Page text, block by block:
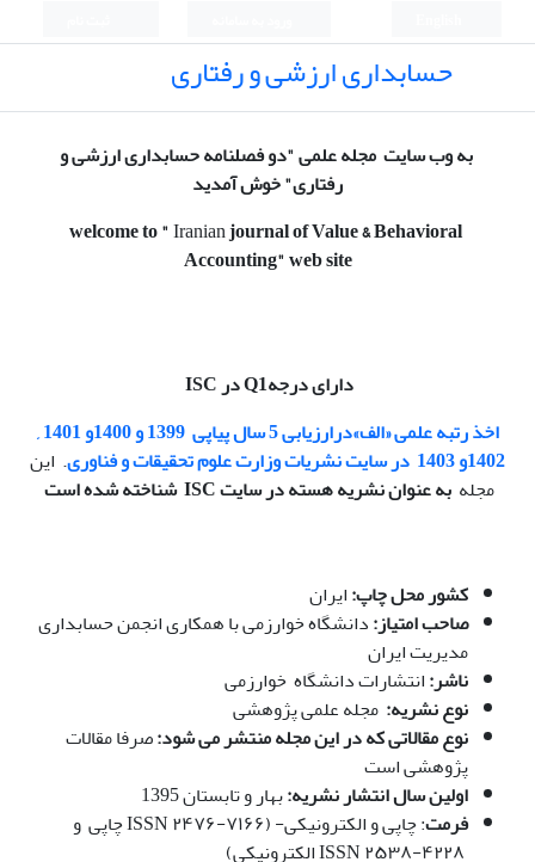
حسابداری ارزشی و رفتاری
به وب سایت مجله علمی "دو فصلنامه حسابداری ارزشی و
رفتاری" خوش آمدید
welcome to"Iranianjournal of Value & Behavioral
Accounting" web site
دارای درجهQ1 در ISC
اخذ رتبهعلمی «الف»درارزیابی 5 سال پیاپی
1399 و 1400و 1401 ,
1402و 1403
در سایت نشریات وزارت علوم تحقیقات و فناوری. این
مجله به عنوان نشریه هسته در سایت ISC شناخته شده است
کشور محل چاپ:ایران
صاحب امتیاز:دانشگاه خوارزمی با همکاری انجمن حسابداری
مدیریت ایران
ناشر:انتشارات دانشگاه خوارزمی
نوع نشریه: مجله علمی پژوهشی
نوع مقالاتی که در این مجله منتشر می شود:صرفا مقالات
پژوهشی است
اولین سال انتشار نشریه:بهار و تابستان 1395
فرمت
: چاپی و الکترونیکی- (ISSN ۲۴۷۶-۷۱۶۶ چاپی و